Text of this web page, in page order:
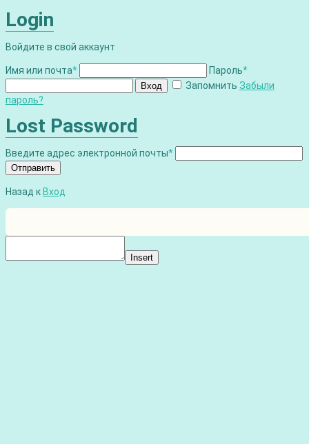
Login
Войдите в свой аккаунт
Имя или почта* Пароль*
Вход Запомнить Забыли
пароль?
Lost Password
Введите адрес электронной почты*
Отправить
Назад к Вход
Insert